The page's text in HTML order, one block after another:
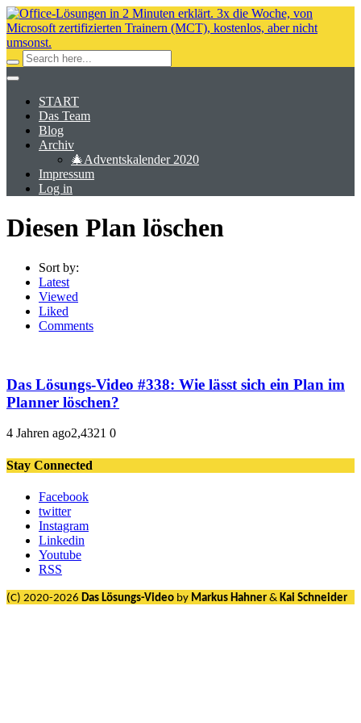
START
Das Team
Blog
Archiv
🎄Adventskalender 2020
Impressum
Log in
Diesen Plan löschen
Sort by:
Latest
Viewed
Liked
Comments
Das Lösungs-Video #338: Wie lässt sich ein Plan im
Planner löschen?
4 Jahren ago2,4321 0
Stay Connected
Facebook
twitter
Instagram
Linkedin
Youtube
RSS
(C) 2020-2026 Das Lösungs-Video by Markus Hahner & Kai Schneider